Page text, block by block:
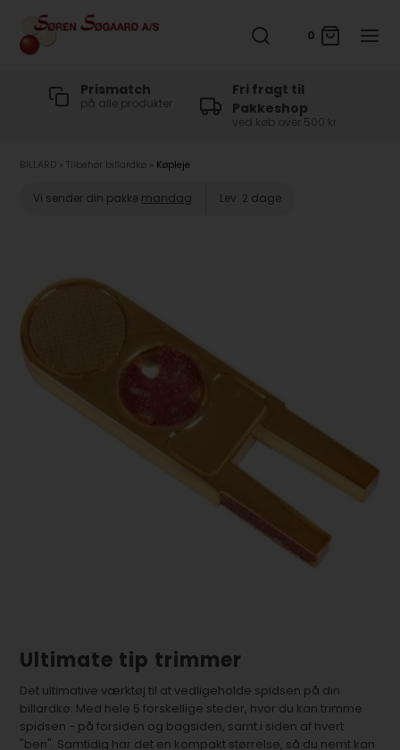
0
Prismatch
på alle produkter
Fri fragt til
Pakkeshop
ved køb over 500 kr
BILLARD Tilbehør billardkø Køpleje
Vi sender din pakke mandag Lev. 2 dage
Ultimate tip trimmer
Det ultimative værktøj til at vedligeholde spidsen på din
billardkø. Med hele 5 forskellige steder, hvor du kan trimme
spidsen - på forsiden og bagsiden, samt i siden af hvert
"ben". Samtidig har det en kompakt størrelse, så du nemt kan